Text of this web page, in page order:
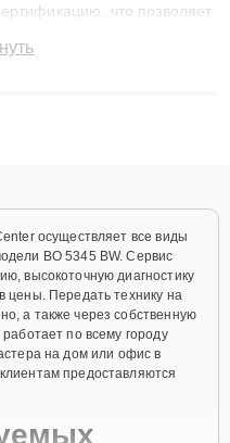
что позволяет
3 лет. Наши мастера
осуществляет все виды
BO 5345 BW. Сервис
высокоточную диагностику
цены. Передать технику на
а также через собственную
по всему городу
на дом или офис в
предоставляются